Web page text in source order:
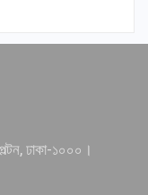
ঢাকা-১০০০।